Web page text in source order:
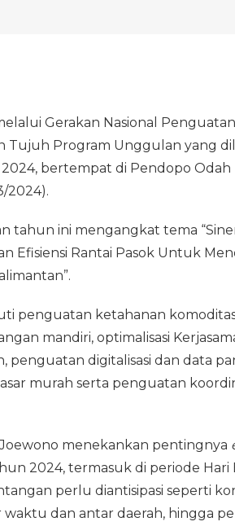
Gerakan Nasional
Tujuh Program Unggulan yang
bertempat di Pendopo
2024).
tahun ini mengangkat tema
Efisiensi Rantai Pasok Untuk
penguatan ketahanan
mandiri, optimalisasi
penguatan digitalisasi dan data
murah serta penguatan
menekankan pentingnya
2024, termasuk di periode Hari
perlu diantisipasi seperti
dan antar daerah, hingga